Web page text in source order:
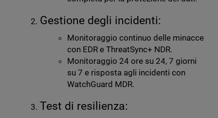
Gestione degli incidenti:
Monitoraggio continuo delle minacce
con EDR e ThreatSync+ NDR.
Monitoraggio 24 ore su 24, 7 giorni
su 7 e risposta agli incidenti con
WatchGuard MDR.
Test di resilienza: